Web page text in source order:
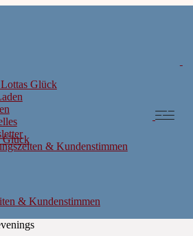
Glück
& Kundenstimmen
Glück
& Kundenstimmen